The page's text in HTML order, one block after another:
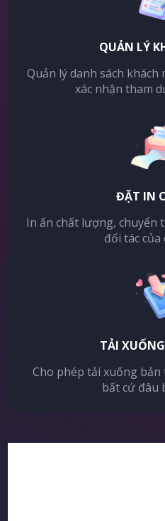
QUẢN LÝ
Quản lý danh sách
xác nhận tham
ĐẶT IN
In ấn chất lượng, chuyển
đối tác
TẢI
Cho phép tải xuống
bất cứ đâu